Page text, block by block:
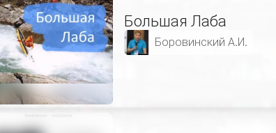
Большая Лаба
Боровинский А.И.